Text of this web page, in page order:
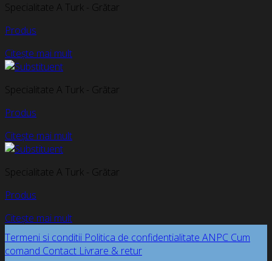
Specialitate A Turk - Grătar
Produs
Citește mai mult
Specialitate A Turk - Grătar
Produs
Citește mai mult
Specialitate A Turk - Grătar
Produs
Citește mai mult
Termeni si conditii Politica de confidentialitate ANPC Cum
comand Contact Livrare & retur